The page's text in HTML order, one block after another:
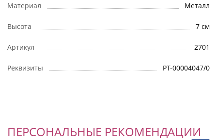
Материал Металл
Высота 7 см
Артикул 2701
Реквизиты РТ-00004047/0
ПЕРСОНАЛЬНЫЕ РЕКОМЕНДАЦИИ